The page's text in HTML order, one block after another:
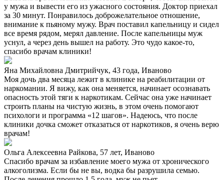
у мужа и вывести его из ужасного состояния. Доктор приехал
за 30 минут. Понравилось доброжелательное отношение,
внимание к пьяному мужу. Врач поставил капельницу и сидел
все время рядом, мерял давление. После капельницы муж
уснул, а через день вышел на работу. Это чудо какое-то,
спасибо врачам клиники!
Яна Михайловна Дмитрийчук, 43 года, Иваново
Моя дочь два месяца лежит в клинике на реабилитации от
наркомании. Я вижу, как она меняется, начинает осознавать
опасность этой тяги к наркотикам. Сейчас она уже начинает
строить планы на чистую жизнь, в этом очень помогают
психологи и программа «12 шагов». Надеюсь, что после
клиники дочка сможет отказаться от наркотиков, я очень верю
врачам!
Ольга Алексеевна Райкова, 57 лет, Иваново
Спасибо врачам за избавление моего мужа от хронического
алкоголизма. Если бы не вы, водка бы разрушила семью.